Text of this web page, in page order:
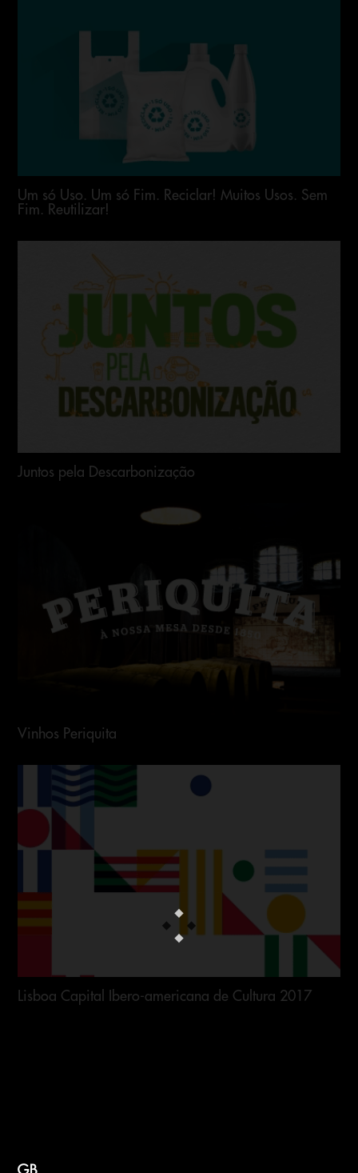
Um só Uso. Um só Fim. Reciclar! Muitos Usos. Sem
Fim. Reutilizar!
Juntos pela Descarbonização
Vinhos Periquita
Lisboa Capital Ibero-americana de Cultura 2017